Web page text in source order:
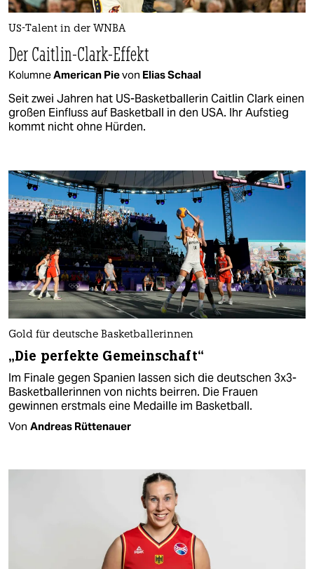
US-Talent in der WNBA
Der Caitlin-Clark-Effekt
KolumneAmerican Pievon Elias Schaal
Seit zwei Jahren hat US-Basketballerin Caitlin Clark einen
großen Einfluss auf Basketball in den USA. Ihr Aufstieg
kommt nicht ohne Hürden.
Gold für deutsche Basketballerinnen
„Die perfekte Gemeinschaft“
Im Finale gegen Spanien lassen sich die deutschen 3x3-
Basketballerinnen von nichts beirren. Die Frauen
gewinnen erstmals eine Medaille im Basketball.
Von Andreas Rüttenauer